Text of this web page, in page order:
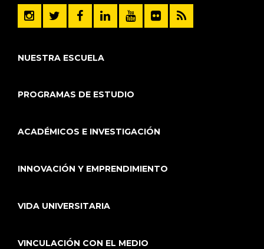
NUESTRA ESCUELA
PROGRAMAS DE ESTUDIO
ACADÉMICOS E INVESTIGACIÓN
INNOVACIÓN Y EMPRENDIMIENTO
VIDA UNIVERSITARIA
VINCULACIÓN CON EL MEDIO